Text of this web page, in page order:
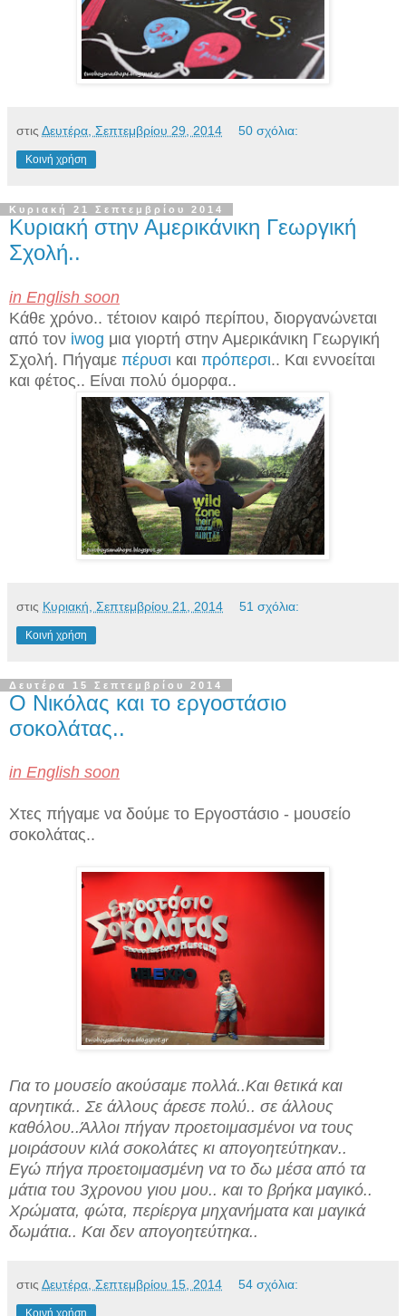
στις Δευτέρα, Σεπτεμβρίου 29, 2014 50 σχόλια:
Κοινή χρήση
Κυριακή 21 Σεπτεμβρίου 2014
Κυριακή στην Αμερικάνικη Γεωργική
Σχολή..
in English soon
Κάθε χρόνο.. τέτοιον καιρό περίπου, διοργανώνεται
από τoν iwog μια γιορτή στην Αμερικάνικη Γεωργική
Σχολή. Πήγαμε πέρυσι και πρόπερσι.. Και εννοείται
και φέτος.. Είναι πολύ όμορφα..
στις Κυριακή, Σεπτεμβρίου 21, 2014 51 σχόλια:
Κοινή χρήση
Δευτέρα 15 Σεπτεμβρίου 2014
Ο Νικόλας και το εργοστάσιο
σοκολάτας..
in English soon
Χτες πήγαμε να δούμε το Εργοστάσιο - μουσείο
σοκολάτας..
Για το μουσείο ακούσαμε πολλά..Και θετικά και
αρνητικά.. Σε άλλους άρεσε πολύ.. σε άλλους
καθόλου..Άλλοι πήγαν προετοιμασμένοι να τους
μοιράσουν κιλά σοκολάτες κι απογοητεύτηκαν..
Εγώ πήγα προετοιμασμένη να το δω μέσα από τα
μάτια του 3χρονου γιου μου.. και το βρήκα μαγικό..
Χρώματα, φώτα, περίεργα μηχανήματα και μαγικά
δωμάτια.. Και δεν απογοητεύτηκα..
στις Δευτέρα, Σεπτεμβρίου 15, 2014 54 σχόλια: